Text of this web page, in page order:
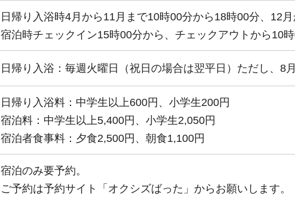
日帰り入浴時4月から11月まで10時00分から18時00分、12
宿泊時チェックイン15時00分から、チェックアウトから10
日帰り入浴：毎週火曜日（祝日の場合は翌平日）ただし、8
日帰り入浴料：中学生以上600円、小学生200円
宿泊料：中学生以上5,400円、小学生2,050円
宿泊者食事料：夕食2,500円、朝食1,100円
宿泊のみ要予約。
ご予約は予約サイト「オクシズばった」からお願いします。